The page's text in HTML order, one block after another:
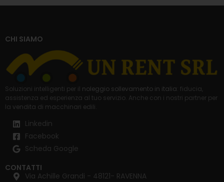
CHI SIAMO
Soluzioni intelligenti per il noleggio sollevamento in italia : fiducia,
assistenza ed esperienza al tuo servizio. Anche con i nostri partner per
la vendita di macchinari edili
Linkedin
Facebook
Scheda Google
CONTATTI
Via Achille Grandi - 48121- RAVENNA